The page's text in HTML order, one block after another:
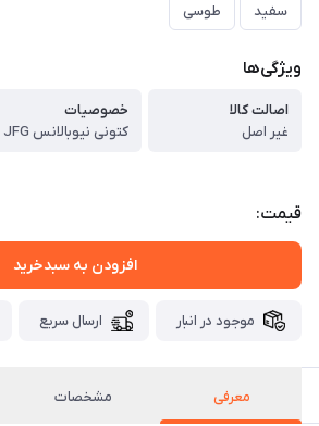
سفید طوسی
ویژگی‌ها
اصالت کالا
غیر اصل
خصوصیات
قیمت:
افزودن به سبدخرید
موجود در انبار ارسال سریع
معرفی مشخصات